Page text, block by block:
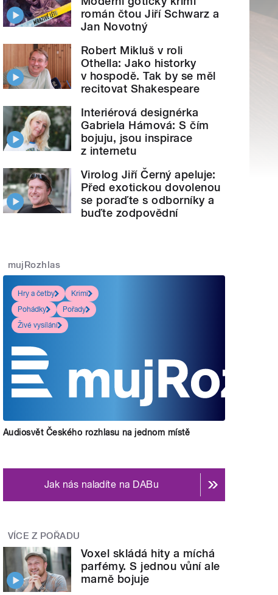
román čtou Jiří Schwarz a
Jan Novotný
Robert Mikluš v roli
Othella: Jako historky
v hospodě. Tak by se měl
recitovat Shakespeare
Interiérová designérka
Gabriela Hámová: S čím
bojuju, jsou inspirace
z internetu
Virolog Jiří Černý apeluje:
Před exotickou dovolenou
se poraďte s odborníky a
buďte zodpovědní
mujRozhlas
Hry a četby
Krimi
Pohádky
Pořady
Živé vysílání
Audiosvět Českého rozhlasu na jednom místě
Jak nás naladíte na DABu
VÍCE Z POŘADU
Voxel skládá hity a míchá
parfémy. S jednou vůní ale
marně bojuje